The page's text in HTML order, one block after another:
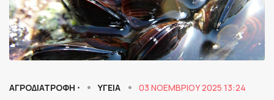
ΑΓΡΟΔΙΑΤΡΟΦΗ ⋅ ΥΓΕΙΑ 03 ΝΟΕΜΒΡΊΟΥ 2025 13:24